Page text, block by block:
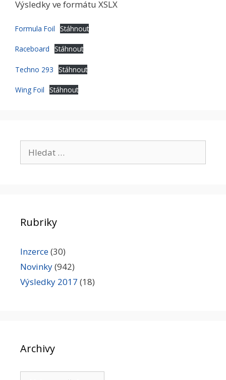
Výsledky ve formátu XSLX
Formula Foil Stáhnout
Raceboard Stáhnout
Techno 293 Stáhnout
Wing Foil Stáhnout
Rubriky
Inzerce(30)
Novinky(942)
Výsledky 2017 (18)
Archivy